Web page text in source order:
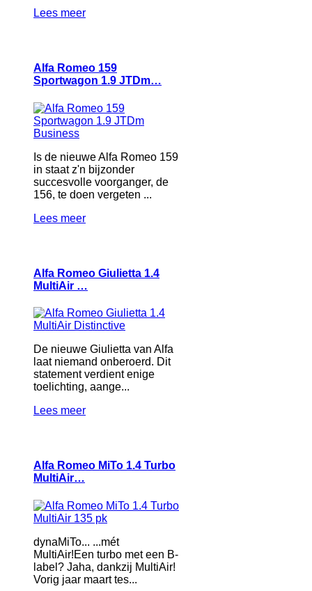
Lees meer
Alfa Romeo 159
Sportwagon 1.9 JTDm…
Is de nieuwe Alfa Romeo 159
in staat z'n bijzonder
succesvolle voorganger, de
156, te doen vergeten ...
Lees meer
Alfa Romeo Giulietta 1.4
MultiAir …
De nieuwe Giulietta van Alfa
laat niemand onberoerd. Dit
statement verdient enige
toelichting, aange...
Lees meer
Alfa Romeo MiTo 1.4 Turbo
MultiAir…
dynaMiTo... ...mét
MultiAir!Een turbo met een B-
label? Jaha, dankzij MultiAir!
Vorig jaar maart tes...